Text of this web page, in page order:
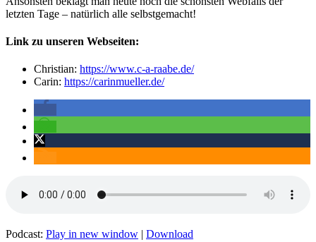
letzten Tage – natürlich alle selbstgemacht!
Link zu unseren Webseiten:
Christian: https://www.c-a-raabe.de/
Carin: https://carinmueller.de/
Podcast: Play in new window | Download